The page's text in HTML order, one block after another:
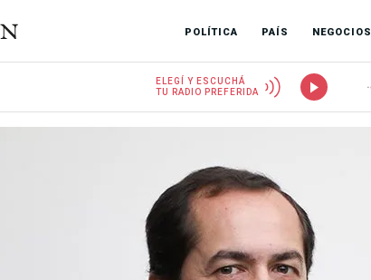
POLÍTICA PAÍS NEGOCIOS
ELEGÍ Y ESCUCHÁ
TU RADIO PREFERIDA